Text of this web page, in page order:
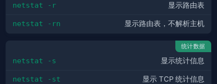
netstat -r 显示路由表
netstat -rn 显示路由表，不解析主机
统计数据
netstat -s 显示统计信息
netstat -st 显示 TCP 统计信息